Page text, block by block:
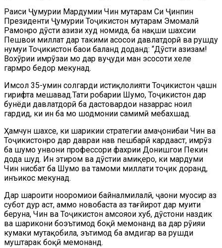
Раиси Ҷумҳурии Мардумии Чин муҳтарам Си Ҷинпин
Президенти Ҷумҳурии Тоҷикистон муҳтарам Эмомалӣ
Раҳмонро дӯсти азизи худ номида, ба нақши шахсии
Пешвои миллат дар таҳкими асосҳои давлатдорӣ ва рушду
нумуи Тоҷикистон баҳои баланд доданд: “Дӯсти азизам!
Вохӯрии имрӯзаи мо дар вуҷуди ман эҳсосоти хеле
гармро бедор мекунад.
Имсол 35-умин солгарди истиқлолияти Тоҷикистон ҷашн
гирифта мешавад.Таҳти роҳбарии Шумо, Тоҷикистон дар
бунёди давлатдорӣ ба дастовардҳои назаррас ноил
гардид, ки ин ба мо шодмонии самимӣ мебахшад.
Ҳамчун шахсе, ки шарикии стратегии ҳамаҷонибаи Чин ва
Тоҷикистонро дар давраи нав пешбарӣ кардааст, имрӯз
ба шумо унвони профессори фахрии Донишгоҳи Пекин
дода шуд. Ин эҳтиром ва дӯстии амиқеро, ки мардуми
Чин нисбат ба Шумо ва тамоми миллати тоҷик доранд,
инъикос мекунад.
Дар шароити нооромиҳои байналмилалӣ, ҷаҳони муосир аз
субот дур аст, аммо новобаста аз тағйирот дар муҳити
беруна, Чин ва Тоҷикистон ҳамсояҳои хуб, дӯстони наздик
ва шарикони боэътимод боқӣ мемонанд ва дар рӯҳияи
кумаки мутақобила, эътимод ба ҳамдигар ва рушди
муштарак боқӣ мемонанд.